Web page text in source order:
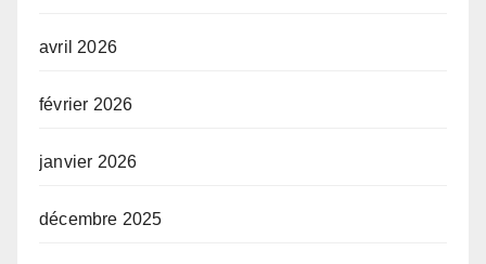
avril 2026
février 2026
janvier 2026
décembre 2025